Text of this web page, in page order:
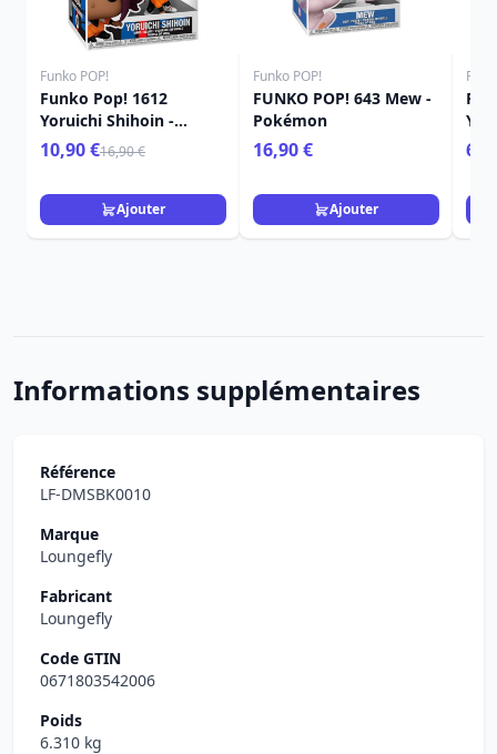
Funko POP!
Funko Pop! 1612
Yoruichi Shihoin -
Bleach
10,90 €16,90 €
Ajouter
Funko POP!
FUNKO POP! 643 Mew -
Pokémon
16,90 €
Ajouter
Informations supplémentaires
Référence
LF-DMSBK0010
Marque
Loungefly
Fabricant
Loungefly
Code GTIN
0671803542006
Poids
6.310 kg